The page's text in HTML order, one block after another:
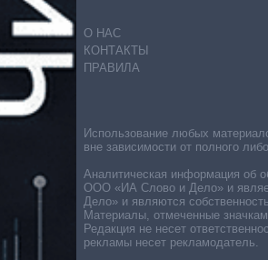
О НАС
КОНТАКТЫ
ПРАВИЛА
Использование любых
вне зависимости от полного
Аналитическая информация об
ООО «ИА Слово и Дело» и
Дело» и являются
Материалы, отмеченные
Редакция не несет
рекламы несет рекламодатель.